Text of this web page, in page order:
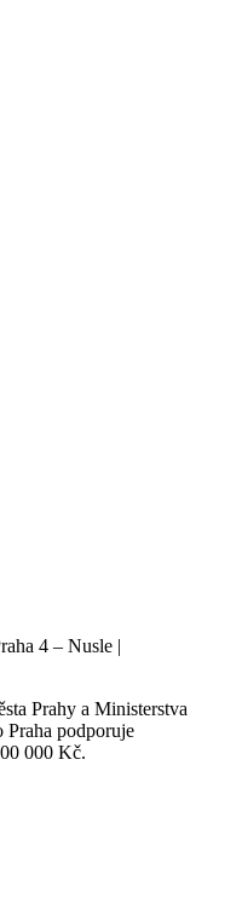
4 – Nusle |
Prahy a Ministerstva
podporuje
000 Kč.